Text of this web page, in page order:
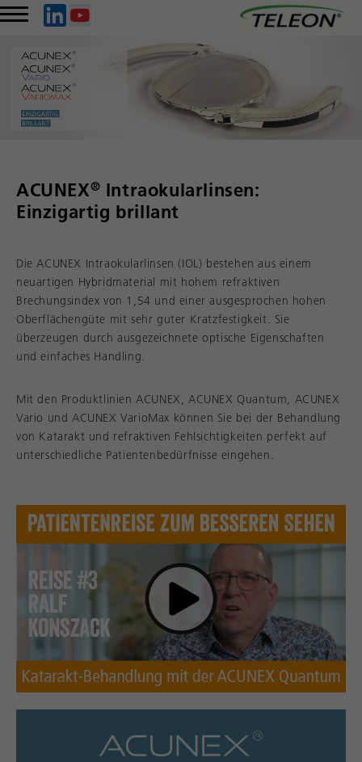
ACUNEX® Intraokularlinsen:
Einzigartig brillant
Die ACUNEX Intraokularlinsen (IOL) bestehen aus einem
neuartigen Hybridmaterial mit hohem refraktiven
Brechungsindex von 1,54 und einer ausgesprochen hohen
Oberflächengüte mit sehr guter Kratzfestigkeit. Sie
überzeugen durch ausgezeichnete optische Eigenschaften
und einfaches Handling.
Mit den Produktlinien ACUNEX, ACUNEX Quantum, ACUNEX
Vario und ACUNEX VarioMax können Sie bei der Behandlung
von Katarakt und refraktiven Fehlsichtigkeiten perfekt auf
unterschiedliche Patientenbedürfnisse eingehen.